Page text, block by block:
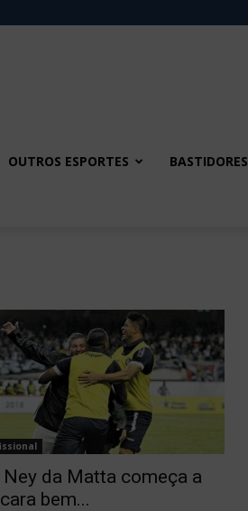
OUTROS ESPORTES BASTIDORES
Ney da Matta começa a
bem...